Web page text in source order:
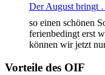
Der August bringt
so einen schönen
ferienbedingt erst
können wir jetzt
Vorteile des OIF